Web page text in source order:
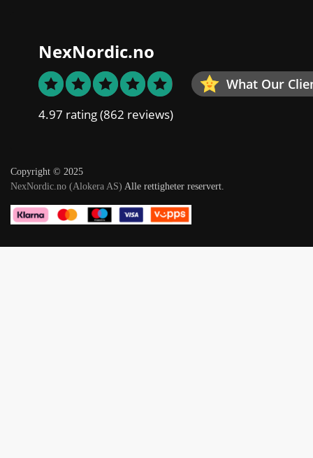
NexNordic.no
What Our
4.97 rating(862 reviews)
Copyright © 2025
NexNordic.no (Alokera AS) Alle rettigheter reservert.